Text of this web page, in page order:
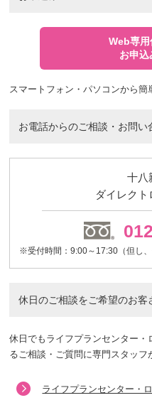
Web専用
お申込
スマートフォン・パソコンから簡
お電話からのご相談・お問い
十八
ダイレクト
※受付時間：9:00～17:30（但し、
休日のご相談をご希望のお客
休日でもライフプランセンター
るご相談・ご質問に専門スタッフ
ライフプランセンター・